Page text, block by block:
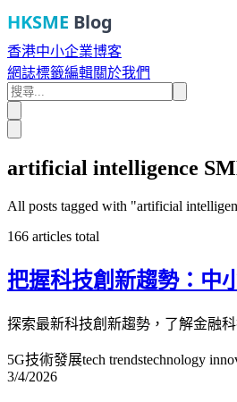
HKSME Blog
香港中小企業博客
網誌標籤編輯關於我們
artificial intelligence
All posts tagged with "artificial
166 articles total
把握科技創新趨勢：中
探索最新科技創新趨勢，了解金融
5G技術發展tech trendstechnology
3/4/2026